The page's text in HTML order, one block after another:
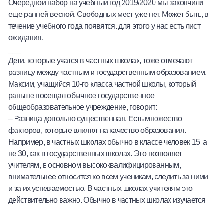
Очередной набор на учебный год 2019/2020 мы закончили
еще ранней весной. Свободных мест уже нет. Может быть, в
течение учебного года появятся, для этого у нас есть лист
ожидания.
Дети, которые учатся в частных школах, тоже отмечают
разницу между частным и государственным образованием.
Максим, учащийся 10-го класса частной школы, который
раньше посещал обычное государственное
общеобразовательное учреждение, говорит:
– Разница довольно существенная. Есть множество
факторов, которые влияют на качество образования.
Например, в частных школах обычно в классе человек 15, а
не 30, как в государственных школах. Это позволяет
учителям, в основном высококвалифицированным,
внимательнее относится ко всем ученикам, следить за ними
и за их успеваемостью. В частных школах учителям это
действительно важно. Обычно в частных школах изучается